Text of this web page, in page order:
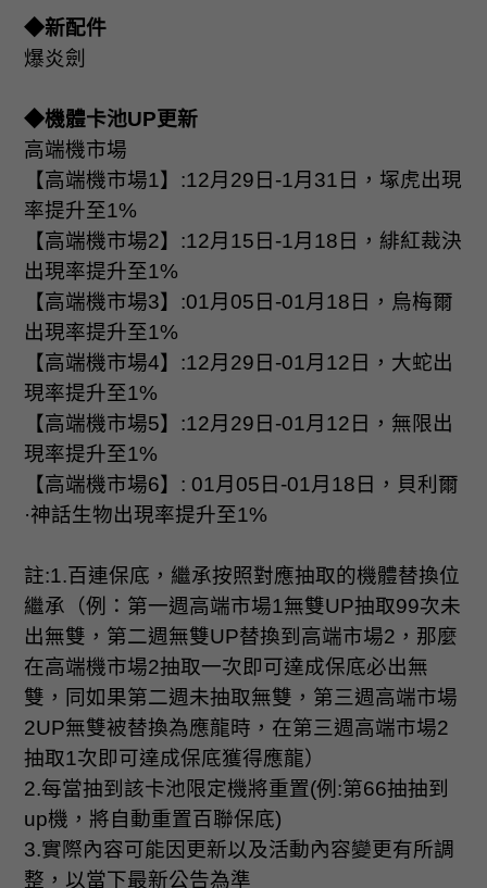
◆新配件
爆炎劍
◆機體卡池UP更新
高端機市場
【高端機市場1】 :12月 29 日 -1月 31 日，塚虎出現
率提升至1%
【高端機市場2】 :12月 15 日 -1月 18 日，緋紅裁決
出現率提升至1%
【高端機市場3】 :01月05 日 -01月 18 日，烏梅爾
出現率提升至1%
【高端機市場4】 :12月 29 日 -01月 12 日，大蛇出
現率提升至1%
【高端機市場5】 :12月 29 日 -01月 12 日，無限出
現率提升至1%
【高端機市場6】 : 01月05 日 -01月 18 日，貝利爾
·神話生物出現率提升至1%
註:1.百連保底，繼承按照對應抽取的機體替換位
繼承（例：第一週高端市場1無雙UP抽取99次未
出無雙，第二週無雙UP替換到高端市場2 ，那麼
在高端機市場2抽取一次即可達成保底必出無
雙，同如果第二週未抽取無雙，第三週高端市場
2UP無雙被替換為應龍時，在第三週高端市場2
抽取1次即可達成保底獲得應龍）
2.每當抽到該卡池限定機將重置(例 :第66抽抽到
up機，將自動重置百聯保底)
3.實際內容可能因更新以及活動內容變更有所調
整，以當下最新公告為準